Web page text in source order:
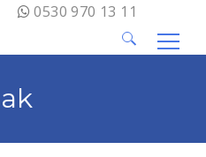
0530 970 13 11